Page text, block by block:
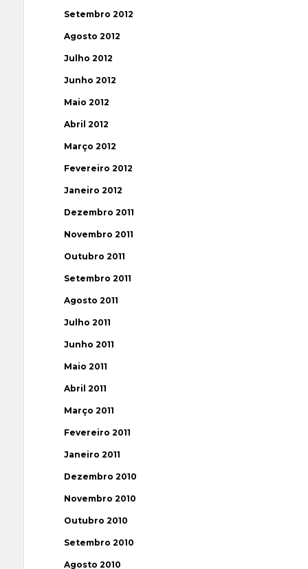
Setembro 2012
Agosto 2012
Julho 2012
Junho 2012
Maio 2012
Abril 2012
Março 2012
Fevereiro 2012
Janeiro 2012
Dezembro 2011
Novembro 2011
Outubro 2011
Setembro 2011
Agosto 2011
Julho 2011
Junho 2011
Maio 2011
Abril 2011
Março 2011
Fevereiro 2011
Janeiro 2011
Dezembro 2010
Novembro 2010
Outubro 2010
Setembro 2010
Agosto 2010